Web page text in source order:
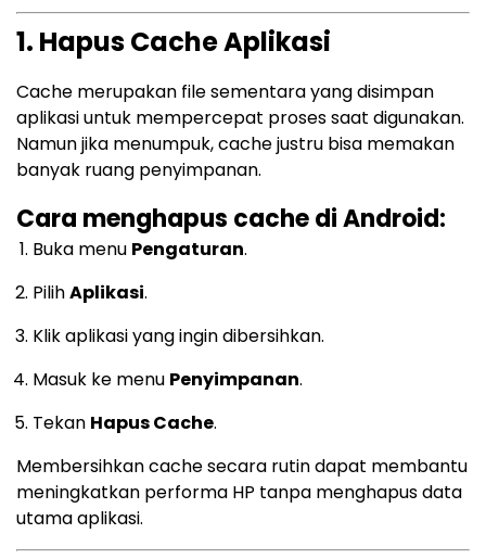
1. Hapus Cache Aplikasi
Cache merupakan file sementara yang disimpan
aplikasi untuk mempercepat proses saat digunakan.
Namun jika menumpuk, cache justru bisa memakan
banyak ruang penyimpanan.
Cara menghapus cache di Android:
Buka menu Pengaturan.
PilihAplikasi.
Klik aplikasi yang ingin dibersihkan.
Masuk ke menu Penyimpanan.
Tekan Hapus Cache.
Membersihkan cache secara rutin dapat membantu
meningkatkan performa HP tanpa menghapus data
utama aplikasi.